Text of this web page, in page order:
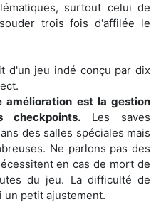
surtout celui de
trois fois d'affilée le
d'un jeu indé conçu par dix
est la gestion
Les saves
des salles spéciales mais
Ne parlons pas des
en cas de mort de
du jeu. La difficulté de
petit ajustement.